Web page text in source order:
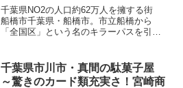
千葉県NO2の人口約62万人を擁する街
船橋市千葉県・船橋市。市立船橋から
「全国区」という名のキラーパスを引き
がら、慢性的な交通渋滞はかなりのも
の・・・船橋大神宮が見守...
千葉県市川市・真間の駄菓子屋
～驚きのカード類充実さ！宮崎商